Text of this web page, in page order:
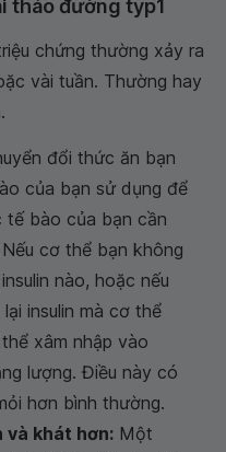
tháo đường typ1
chứng thường xảy ra
vài tuần. Thường hay
đổi thức ăn bạn
của bạn sử dụng để
tế bào của bạn cần
cơ thể bạn không
nào, hoặc nếu
insulin mà cơ thể
xâm nhập vào
lượng. Điều này có
hơn bình thường.
và khát hơn: Một